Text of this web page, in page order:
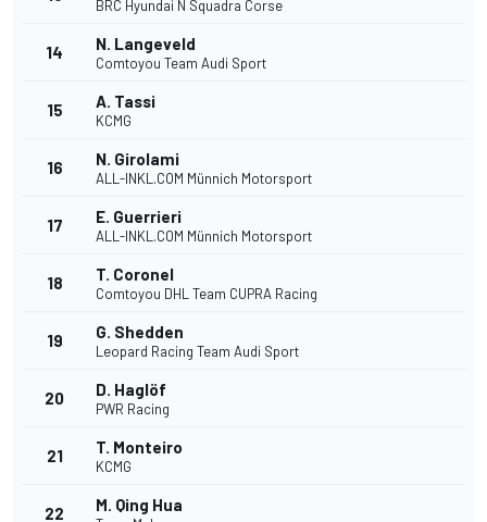
BRC Hyundai N Squadra Corse
14 N. Langeveld
Comtoyou Team Audi Sport
15 A. Tassi
KCMG
16 N. Girolami
ALL-INKL.COM Münnich Motorsport
17 E. Guerrieri
ALL-INKL.COM Münnich Motorsport
18 T. Coronel
Comtoyou DHL Team CUPRA Racing
19 G. Shedden
Leopard Racing Team Audi Sport
20 D. Haglöf
PWR Racing
21 T. Monteiro
KCMG
22 M. Qing Hua